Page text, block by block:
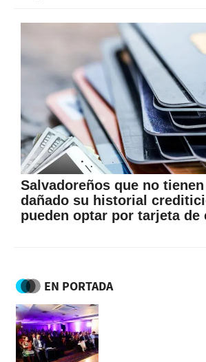
Salvadoreños que no
dañado su historial
pueden optar por tarjeta de
EN PORTADA